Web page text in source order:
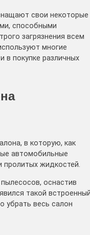
свои некоторые
способными
загрязнения всем
многие
покупке различных
в которую, как
автомобильные
пролитых жидкостей.
оснастив
такой
весь салон